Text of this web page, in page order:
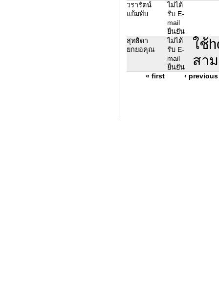
วรารัตน์
แย้มทับ
ไม่ได้
รับ E-
mail
ยืนยัน
สุทธิดา
ยกยอคุณ
ไม่ได้
รับ E-
mail
ยืนยัน
ใช้
สา
« first ‹ previous